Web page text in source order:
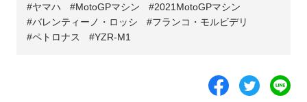
ヤマハ MotoGPマシン
2021MotoGPマシン
バレンティーノ・ロッシ
フランコ・モルビデリ
ペトロナス
YZR-M1